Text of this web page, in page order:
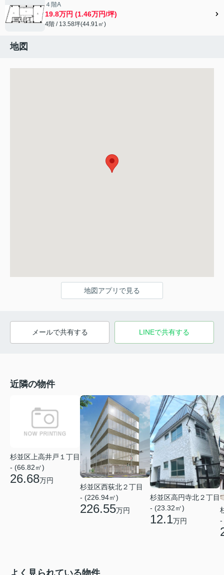
４階A
19.8万円 (1.46万円/坪)
4階 / 13.58坪(44.91㎡)
地図
地図アプリで見る
メールで共有する LINEで共有する
近隣の物件
杉並区上高井戸１丁目
- (66.82㎡)
26.68万円
杉並区西荻北２丁目
- (226.94㎡)
226.55万円
杉並区高円寺北２丁目
- (23.32㎡)
12.1万円
-
よく見られている物件